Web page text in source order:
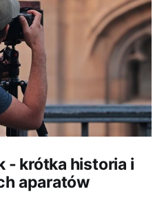
- krótka historia i
aparatów